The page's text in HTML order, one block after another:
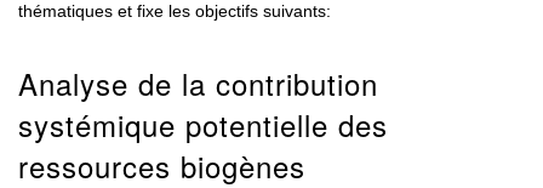
thématiques et fixe les objectifs suivants:
Analyse de la contribution
systémique potentielle des
ressources biogènes